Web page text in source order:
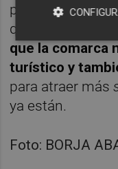
proyecto
quiere "que se
que la comarca
turístico y
para atraer más
ya están.
Foto: BORJA